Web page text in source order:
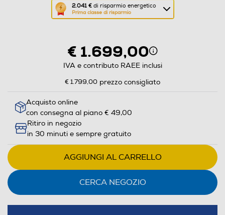
2.041 €di risparmio energetico
Prima classe di risparmio
Questa
azione
Calcolatore
risparmio
di
Youreko.
€ 1.699,00
IVA e contributo RAEE inclusi
€ 1.799,00 prezzo consigliato
Acquisto online
con consegna al piano € 49,00
Ritiro in negozio
in 30 minuti e sempre gratuito
AGGIUNGI AL CARRELLO
CERCA NEGOZIO